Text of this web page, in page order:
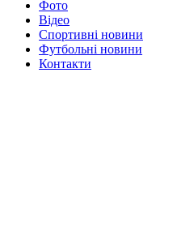
Фото
Відео
Спортивні новини
Футбольні новини
Контакти